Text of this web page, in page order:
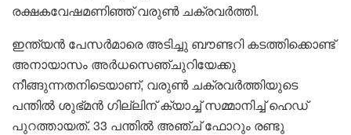
രക്ഷകവേഷമണിഞ്ഞ് വരുൺ ചക്രവ‍ർത്തി.
ഇന്ത്യൻ പേസർമാരെ അടിച്ചു ബൗണ്ടറി കടത്തിക്കൊണ്ട്
അനായാസം അർധസെഞ്ചുറിയേക്കു
നീങ്ങുന്നതനിടെയാണ്, വരുൺ ചക്രവർത്തിയുടെ
പന്തിൽ ശുഭ്മൻ ഗില്ലിന് ക്യാച്ച് സമ്മാനിച്ച് ഹെഡ്
പുറത്തായത്. 33 പന്തിൽ അഞ്ച് ഫോറും രണ്ടു